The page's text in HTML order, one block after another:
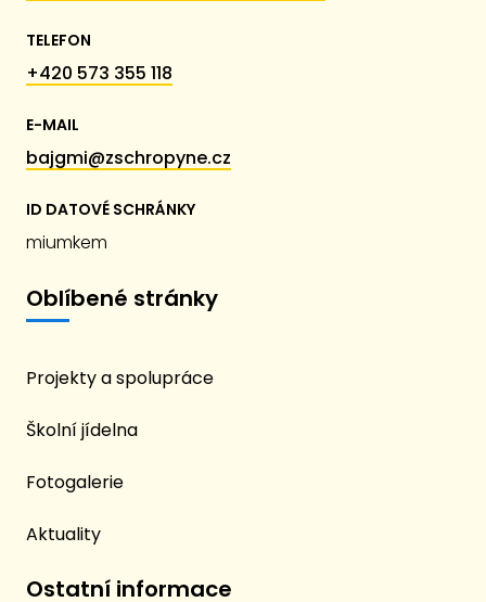
TELEFON
+420 573 355 118
E-MAIL
bajgmi@zschropyne.cz
ID DATOVÉ SCHRÁNKY
miumkem
Oblíbené stránky
Projekty a spolupráce
Školní jídelna
Fotogalerie
Aktuality
Ostatní informace